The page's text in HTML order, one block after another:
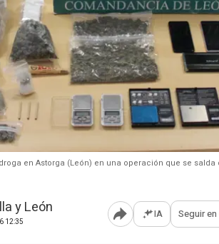
en Astorga (León) en una operación que se
y León
12:35 Abrir opciones
IA Seguir en